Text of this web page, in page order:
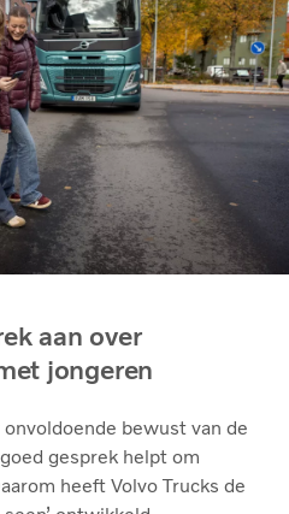
aan over
jongeren
bewust van de
gesprek helpt om
heeft Volvo Trucks de